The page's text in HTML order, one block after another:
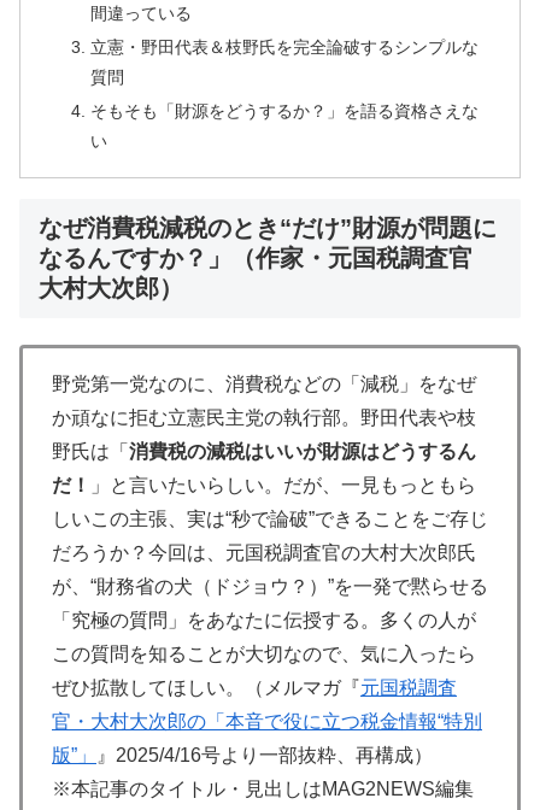
間違っている
立憲・野田代表＆枝野氏を完全論破するシンプルな
質問
そもそも「財源をどうするか？」を語る資格さえな
い
なぜ消費税減税のとき“だけ”財源が問題に
なるんですか？」（作家・元国税調査官
大村大次郎）
野党第一党なのに、消費税などの「減税」をなぜ
か頑なに拒む立憲民主党の執行部。野田代表や枝
野氏は「 消費税の減税はいいが財源はどうするん
だ！
」と言いたいらしい。だが、一見もっともら
しいこの主張、実は“秒で論破”できることをご存じ
だろうか？今回は、元国税調査官の大村大次郎氏
が、“財務省の犬（ドジョウ？）”を一発で黙らせる
「究極の質問」をあなたに伝授する。多くの人が
この質問を知ることが大切なので、気に入ったら
ぜひ拡散してほしい。（メルマガ『元国税調査
官・大村大次郎の「本音で役に立つ税金情報“特別
版”」
』2025/4/16号より一部抜粋、再構成）
※本記事のタイトル・見出しはMAG2NEWS編集